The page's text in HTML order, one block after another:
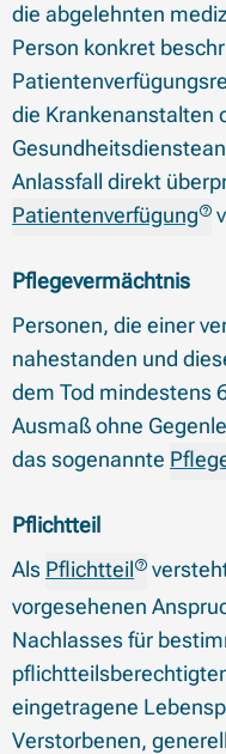
die abgelehnten
Person konkret
die Krankenanstalten
Anlassfall direkt
Patientenverfügung
Pflegevermächtnis
Personen, die einer
nahestanden und
dem Tod mindestens
Ausmaß ohne
das sogenannte
Pflichtteil
Als Pflichtteil
vorgesehenen
Nachlasses für
eingetragene
Verstorbenen,